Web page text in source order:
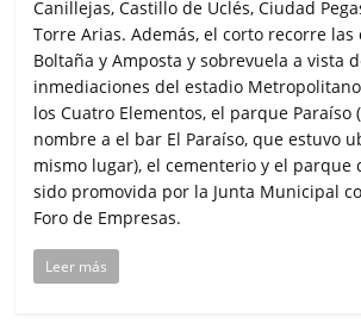
Canillejas, Castillo de Uclés, Ciudad
Torre Arias. Además, el corto recorre las
Boltaña y Amposta y sobrevuela a vista
inmediaciones del estadio
los Cuatro Elementos, el parque Paraíso
nombre a el bar El Paraíso, que estuvo
mismo lugar), el cementerio y el parque
sido promovida por la Junta Municipal
Foro de Empresas.
Leer más